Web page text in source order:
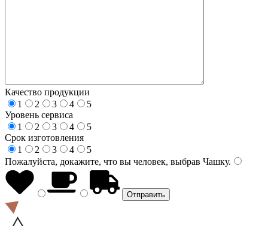
Качество продукции
1
2 3 4
5
Уровень сервиса
1
2 3 4
5
Срок изготовления
1
2 3 4
5
Пожалуйста, докажите, что вы человек, выбрав Чашку.